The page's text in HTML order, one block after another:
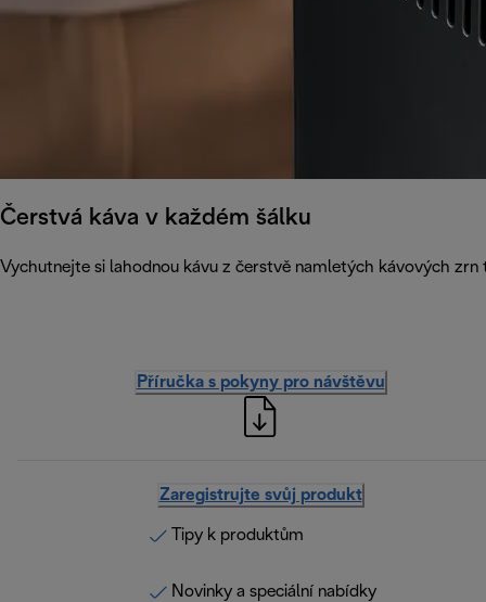
Čerstvá káva v každém šálku
Vychutnejte si lahodnou kávu z čerstvě namletých kávových
Příručka s pokyny pro návštěvu
Zaregistrujte svůj produkt
Tipy k produktům
Novinky a speciální nabídky